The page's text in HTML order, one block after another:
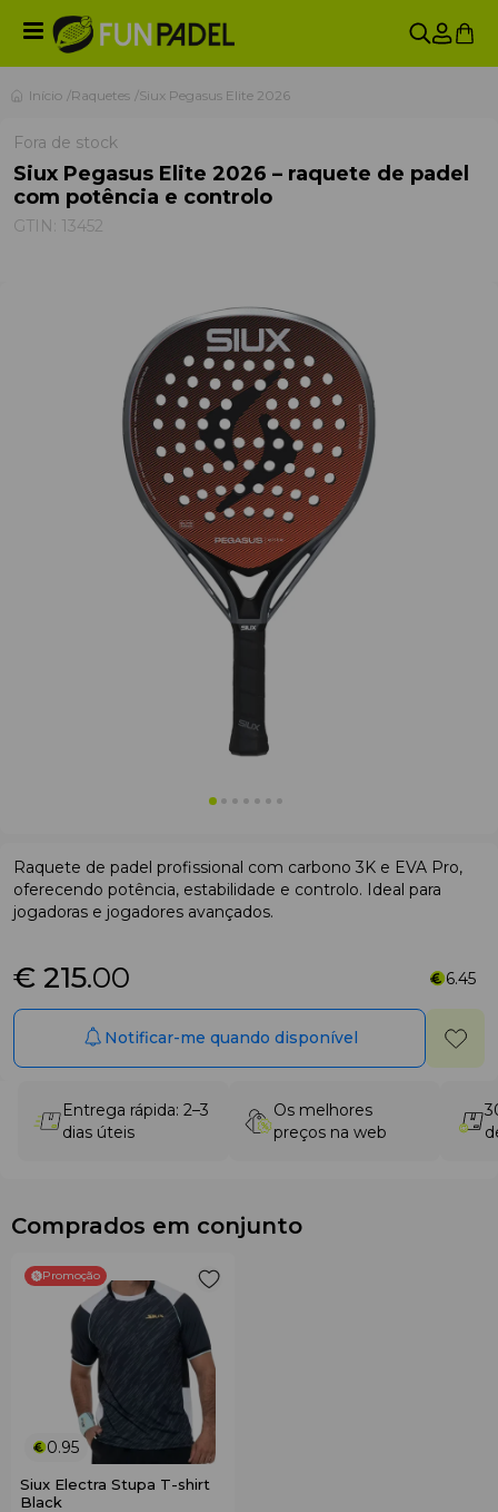
Início Raquetes Siux Pegasus Elite 2026
Fora de stock
Siux Pegasus Elite 2026 – raquete de padel
com potência e controlo
GTIN: 13452
Raquete de padel profissional com carbono 3K e EVA Pro,
oferecendo potência, estabilidade e controlo. Ideal para
jogadoras e jogadores avançados.
€ 215.00 6.45
Notificar-me quando disponível
Entrega rápida: 2–3
dias úteis
Os melhores
preços na web
Comprados em conjunto
Promoção
0.95
Siux Electra Stupa T-shirt
Black